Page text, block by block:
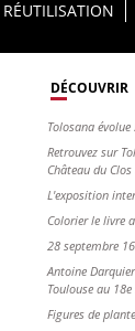
DÉCOUVRIR
Tolosana évolue
Retrouvez sur
Château du Clos
L'exposition
Colorier le livre
28 septembre
Antoine
Toulouse au 18e
Figures de